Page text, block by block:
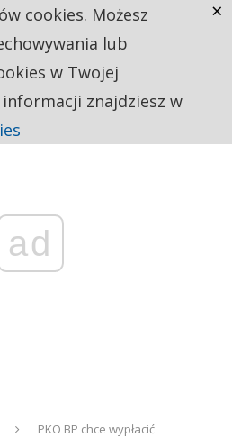
ad
PKO BP chce wypłacić
cookies. Możesz
lub
w Twojej
znajdziesz w
×